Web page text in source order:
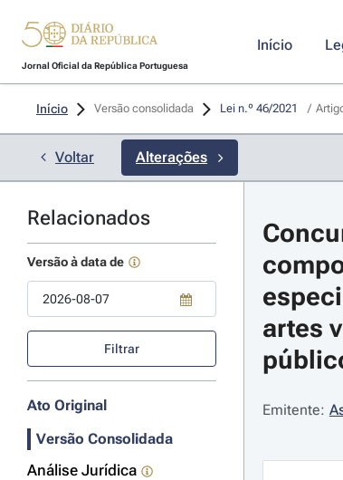
Jornal Oficial da República Portuguesa
Início
Início Versão consolidada Lei n.º 46/2021 /
Voltar Alterações
Relacionados
Versão à data de
Use a tecla de seta para baixo para abrir o calendário;
Filtrar
Ato Original
Versão Consolidada
Análise Jurídica
artes
Emitente: